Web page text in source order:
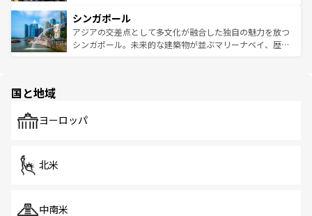
参照してほしい。
激する。気候は一年中温暖で、どの季節にも異なる楽しみ
が待っている。親しみやすいタイの人々、仏教を中心とし
た文化、そして多様な観光資源が、訪れる旅人を魅了し続
み、どこを訪れても感動するはず。観光スポットが密集し
ており、効率よく見どころを回れるのも魅力。息をのむよ
うな絶景から文化的な体験まで、香港を存分に楽しみ尽く
シンガポール
アジアの交差点として多文化が融合した独自の魅力を放つ
シンガポール。未来的な建築物が並ぶマリーナベイ、歴史
で、ホーカーズは地元の風情を楽しめる外せないスポット
国と地域
ヨーロッパ
北米
中南米